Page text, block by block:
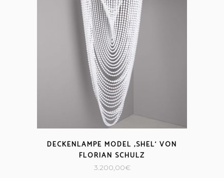
DECKENLAMPE MODEL ‚SHEL‘ VON
FLORIAN SCHULZ
3.200,00€